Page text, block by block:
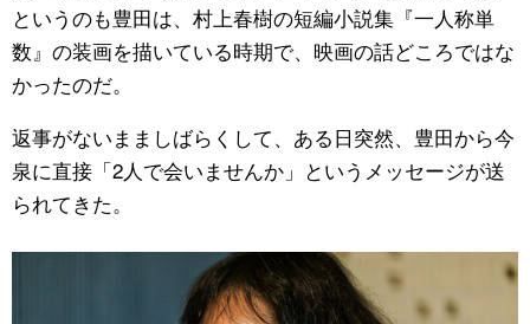
というのも豊田は、村上春樹の短編小説集『一人称単
数』の装画を描いている時期で、映画の話どころではな
かったのだ。
返事がないまましばらくして、ある日突然、豊田から今
泉に直接「2人で会いませんか」というメッセージが送
られてきた。